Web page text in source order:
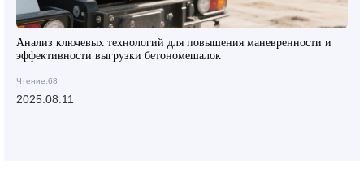
Анализ ключевых технологий для повышения маневренности и
эффективности выгрузки бетономешалок
Чтение:68
2025.08.11